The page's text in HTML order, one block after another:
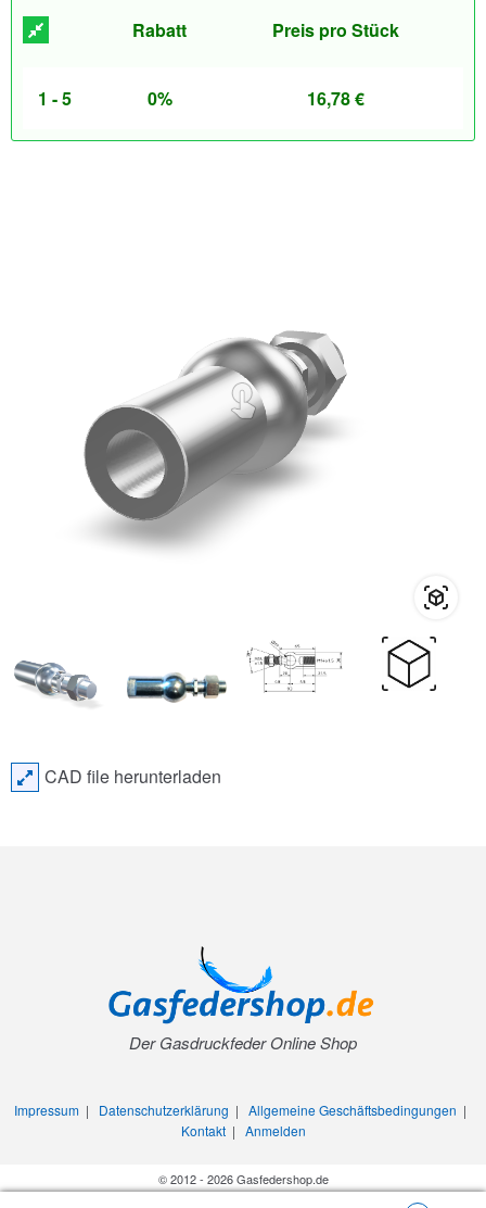
Rabatt Preis pro Stück
1 - 5 0% 16,78€
CAD file herunterladen
Der Gasdruckfeder Online Shop
Impressum| Datenschutzerklärung | Allgemeine Geschäftsbedingungen |
Kontakt| Anmelden
© 2012 - 2026 Gasfedershop.de